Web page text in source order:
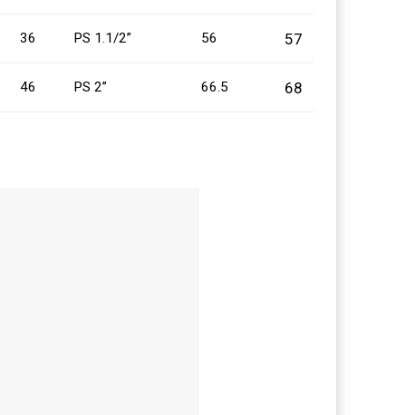
36 PS 1.1/2” 56 57
46 PS 2” 66.5 68